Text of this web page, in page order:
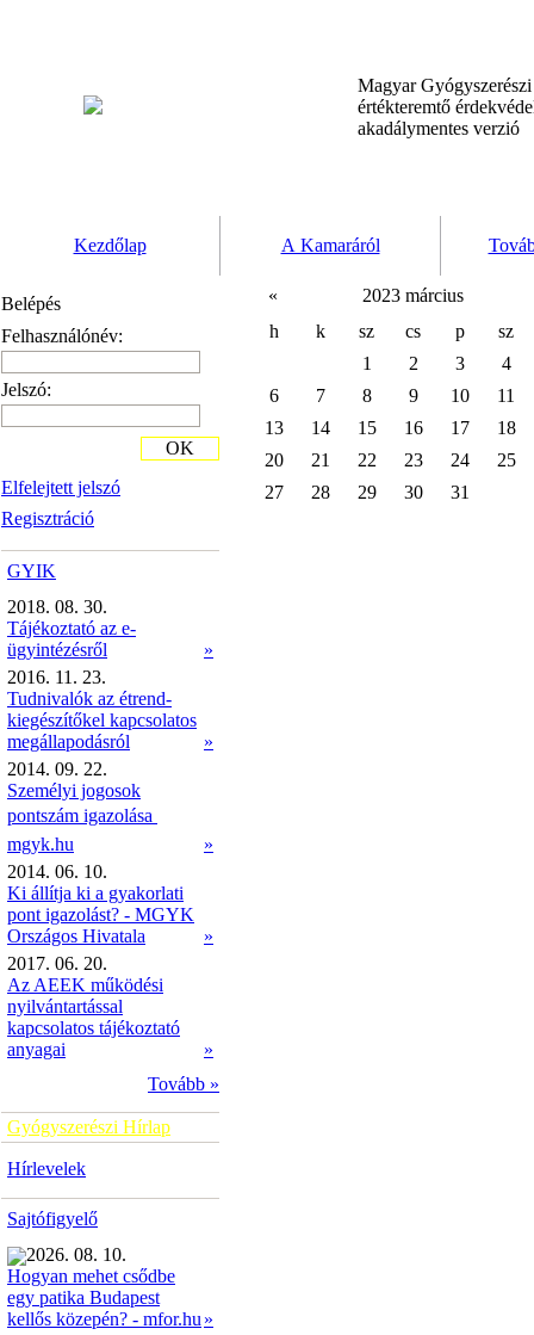
Magyar
értékteremtő
akadálymentes verzió
Kezdőlap A Kamaráról
Belépés
Felhasználónév:
Jelszó:
Elfelejtett jelszó
Regisztráció
OK
GYIK
2018. 08. 30.
Tájékoztató az e-
ügyintézésről
»
2016. 11. 23.
Tudnivalók az étrend-
kiegészítőkel kapcsolatos
megállapodásról
»
2014. 09. 22.
Személyi jogosok
pontszám igazolása 
mgyk.hu
»
2014. 06. 10.
Ki állítja ki a gyakorlati
pont igazolást? - MGYK
Országos Hivatala
»
2017. 06. 20.
Az AEEK működési
nyilvántartással
kapcsolatos tájékoztató
anyagai
»
Tovább »
Gyógyszerészi Hírlap
Hírlevelek
Sajtófigyelő
2026. 08. 10.
Hogyan mehet csődbe
egy patika Budapest
kellős közepén? - mfor.hu »
«
2023 március
h
k sz cs p
sz
1
2 3
4
6
7 8 9 10
11
13
14 15 16 17
18
20
21 22 23 24
25
27
28 29 30 31